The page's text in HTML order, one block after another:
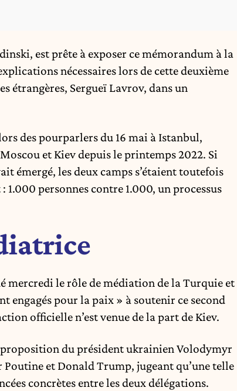
est prête à exposer ce mémorandum à la
nécessaires lors de cette deuxième
étrangères, Sergueï Lavrov, dans un
des pourparlers du 16 mai à Istanbul,
et Kiev depuis le printemps 2022. Si
émergé, les deux camps s’étaient toutefois
1.000 personnes contre 1.000, un processus
mercredi le rôle de médiation de la Turquie et
engagés pour la paix » à soutenir ce second
officielle n’est venue de la part de Kiev.
du président ukrainien Volodymyr
et Donald Trump, jugeant qu’une telle
concrètes entre les deux délégations.